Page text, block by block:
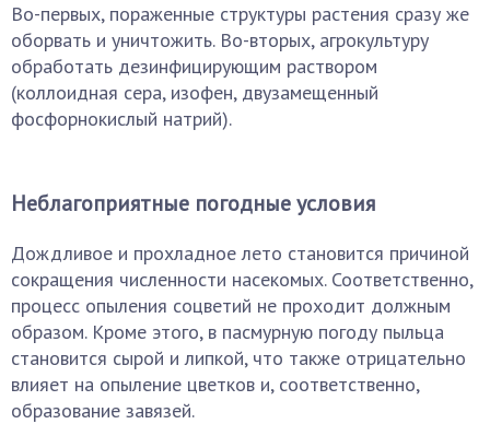
Во-первых, пораженные структуры растения сразу же
оборвать и уничтожить. Во-вторых, агрокультуру
обработать дезинфицирующим раствором
(коллоидная сера, изофен, двузамещенный
фосфорнокислый натрий).
Неблагоприятные погодные условия
Дождливое и прохладное лето становится причиной
сокращения численности насекомых. Соответственно,
процесс опыления соцветий не проходит должным
образом. Кроме этого, в пасмурную погоду пыльца
становится сырой и липкой, что также отрицательно
влияет на опыление цветков и, соответственно,
образование завязей.